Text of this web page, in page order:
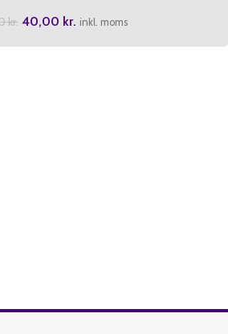
kr. 40,00 kr. inkl. moms